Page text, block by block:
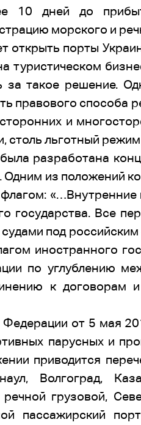
10 дней до
морского и
открыть порты
туристическом
такое решение.
правового способа
и
столь льготный
разработана
из положений
«…Внутренние
государства. Все
под
иностранного
по углублению
к договорам
Федерации от 5 мая
парусных и
приводится
Волгоград,
грузовой,